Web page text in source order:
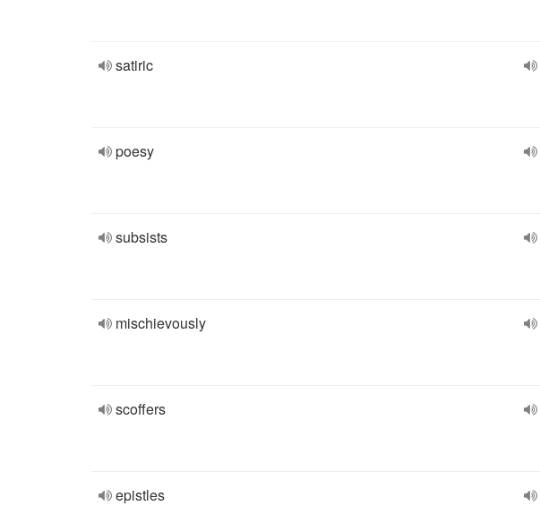
satiric
poesy
subsists
mischievously
scoffers
epistles